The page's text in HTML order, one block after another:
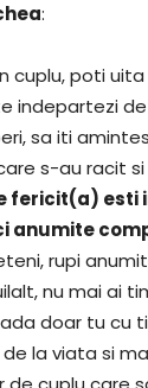
:
cuplu, poti
indepartezi
sa iti
s-au racit
fericit(a) esti
anumite
rupi
nu mai ai
doar tu cu
la viata si